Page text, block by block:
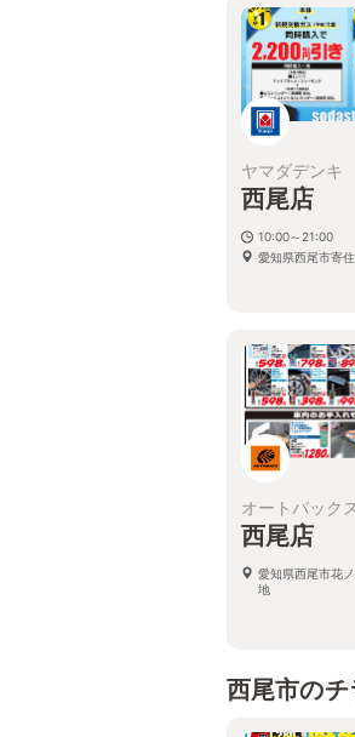
ヤマダデンキ
西尾店
10:00～21:00
愛知県西尾市寄
オートバック
西尾店
愛知県西尾市花
地
西尾市のチ